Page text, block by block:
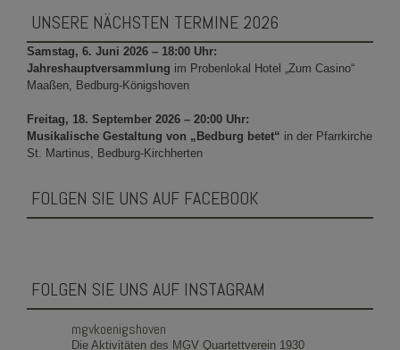
UNSERE NÄCHSTEN TERMINE 2026
Samstag, 6. Juni 2026 – 18:00 Uhr:
Jahreshauptversammlung im Probenlokal Hotel „Zum Casino“
Maaßen, Bedburg-Königshoven
Freitag, 18. September 2026 – 20:00 Uhr:
Musikalische Gestaltung von „Bedburg betet“ in der Pfarrkirche
St. Martinus, Bedburg-Kirchherten
FOLGEN SIE UNS AUF FACEBOOK
FOLGEN SIE UNS AUF INSTAGRAM
mgvkoenigshoven
Die Aktivitäten des MGV Quartettverein 1930